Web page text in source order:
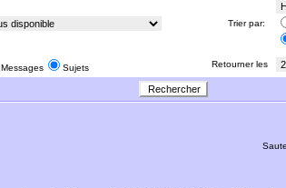
Trier par:
Messages Sujets Retourner les